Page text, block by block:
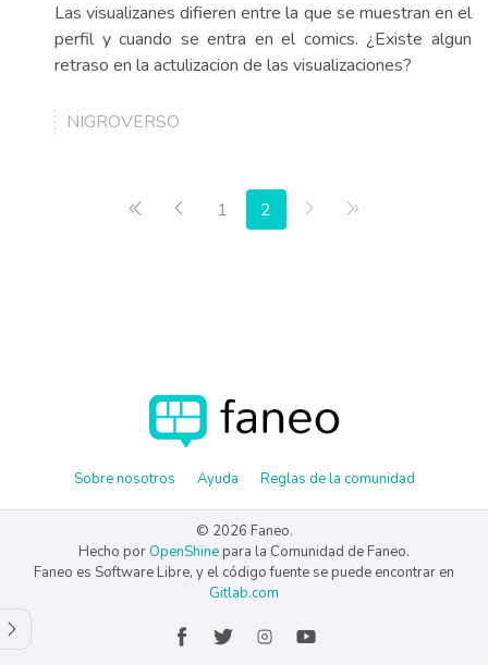
Las visualizanes difieren entre la que se muestran en el
perfil y cuando se entra en el comics. ¿Existe algun
retraso en la actulizacion de las visualizaciones?
NIGROVERSO
Primera página
Anterior
1 2 Siguiente
Sobre nosotros Ayuda Reglas de la comunidad
© 2026 Faneo.
Hecho por OpenShine para la Comunidad de Faneo.
Faneo es Software Libre, y el código fuente se puede encontrar en
Gitlab.com